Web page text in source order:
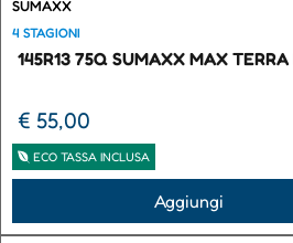
SUMAXX
4 STAGIONI
145R13 75Q SUMAXX MAX
€ 55,00
ECO TASSA INCLUSA
Aggiungi